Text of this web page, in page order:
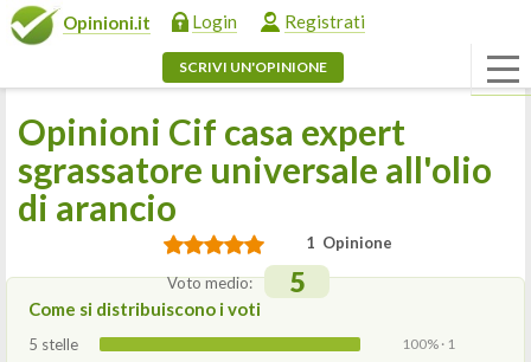
Opinioni.it Login Registrati
SCRIVI UN'OPINIONE
Opinioni Cif casa expert
sgrassatore universale all'olio
di arancio
1 Opinione
Voto medio: 5
Come si distribuiscono i voti
5 stelle 100% · 1